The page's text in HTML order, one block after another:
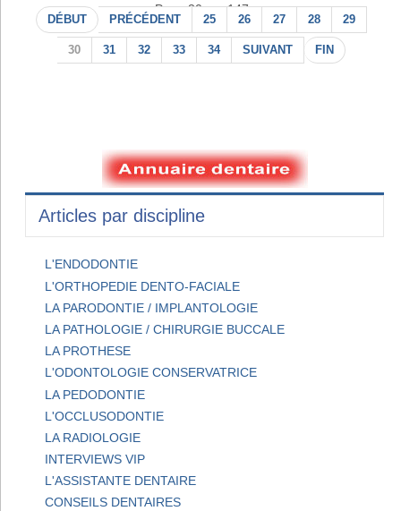
Page 30 sur 147
DÉBUT PRÉCÉDENT 25 26 27 28 29
30 31 32 33 34 SUIVANT FIN
Articles par discipline
L'ENDODONTIE
L'ORTHOPEDIE DENTO-FACIALE
LA PARODONTIE / IMPLANTOLOGIE
LA PATHOLOGIE / CHIRURGIE BUCCALE
LA PROTHESE
L'ODONTOLOGIE CONSERVATRICE
LA PEDODONTIE
L'OCCLUSODONTIE
LA RADIOLOGIE
INTERVIEWS VIP
L'ASSISTANTE DENTAIRE
CONSEILS DENTAIRES